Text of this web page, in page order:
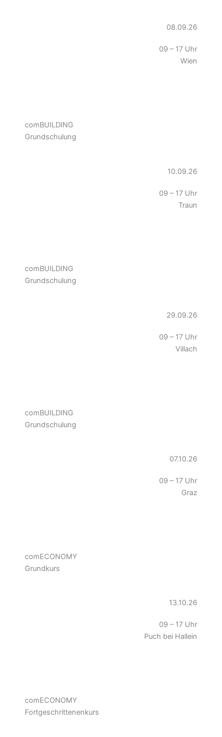
08.09.26
09 – 17 Uhr
Wien
comBUILDING
Grundschulung
10.09.26
09 – 17 Uhr
Traun
comBUILDING
Grundschulung
29.09.26
09 – 17 Uhr
Villach
comBUILDING
Grundschulung
07.10.26
09 – 17 Uhr
Graz
comECONOMY
Grundkurs
13.10.26
09 – 17 Uhr
Puch bei Hallein
comECONOMY
Fortgeschrittenenkurs